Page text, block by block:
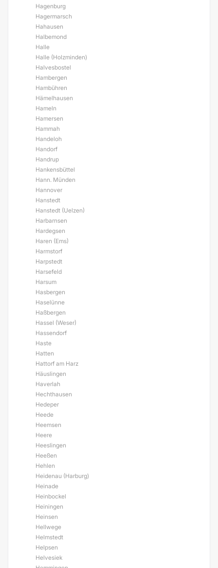
Hagenburg
Hagermarsch
Hahausen
Halbemond
Halle
Halle (Holzminden)
Halvesbostel
Hambergen
Hambühren
Hämelhausen
Hameln
Hamersen
Hammah
Handeloh
Handorf
Handrup
Hankensbüttel
Hann. Münden
Hannover
Hanstedt
Hanstedt (Uelzen)
Harbarnsen
Hardegsen
Haren (Ems)
Harmstorf
Harpstedt
Harsefeld
Harsum
Hasbergen
Haselünne
Haßbergen
Hassel (Weser)
Hassendorf
Haste
Hatten
Hattorf am Harz
Häuslingen
Haverlah
Hechthausen
Hedeper
Heede
Heemsen
Heere
Heeslingen
Heeßen
Hehlen
Heidenau (Harburg)
Heinade
Heinbockel
Heiningen
Heinsen
Hellwege
Helmstedt
Helpsen
Helvesiek